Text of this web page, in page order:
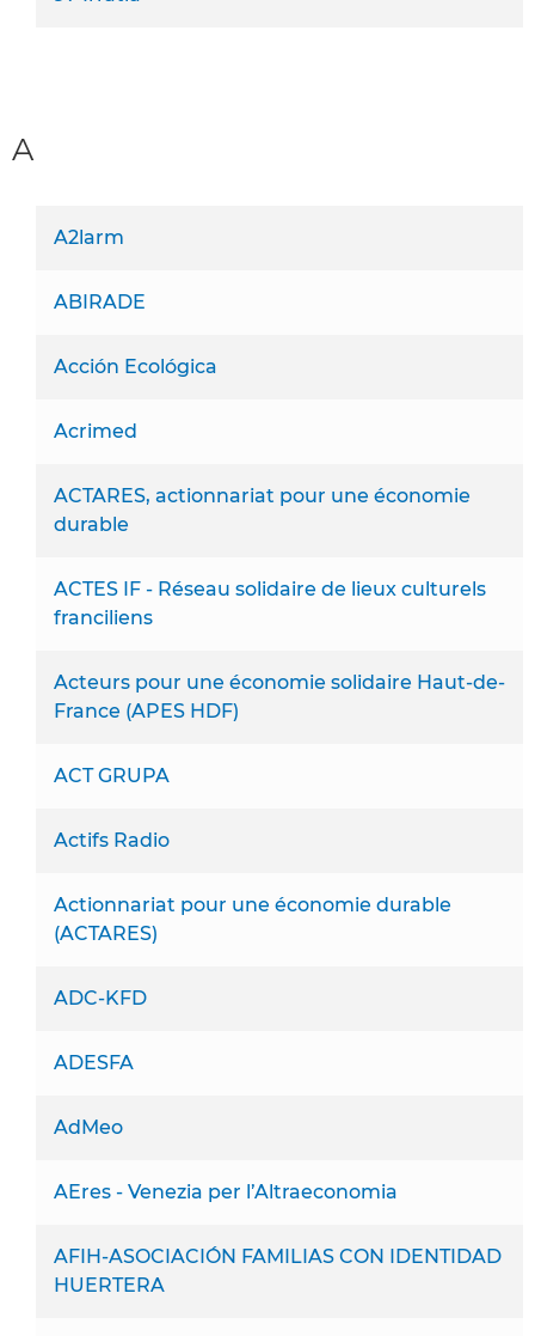
A
A2larm
ABIRADE
Acción Ecológica
Acrimed
ACTARES, actionnariat pour une économie
durable
ACTES IF - Réseau solidaire de lieux culturels
franciliens
Acteurs pour une économie solidaire Haut-de-
France (APES HDF)
ACT GRUPA
Actifs Radio
Actionnariat pour une économie durable
(ACTARES)
ADC-KFD
ADESFA
AdMeo
AEres - Venezia per l’Altraeconomia
AFIH-ASOCIACIÓN FAMILIAS CON IDENTIDAD
HUERTERA